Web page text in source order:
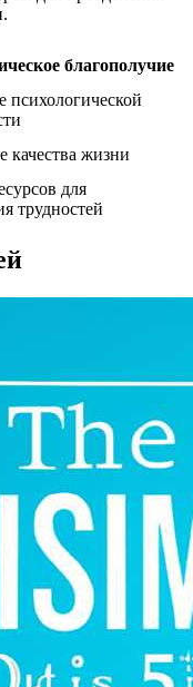
благополучие
психологической
жизни
для
трудностей